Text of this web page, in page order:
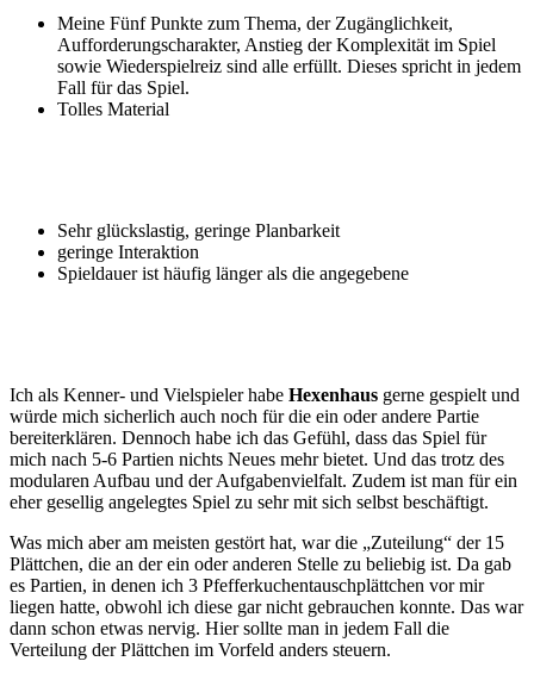
Meine Fünf Punkte zum Thema, der Zugänglichkeit,
Aufforderungscharakter, Anstieg der Komplexität im Spiel
sowie Wiederspielreiz sind alle erfüllt. Dieses spricht in jedem
Fall für das Spiel.
Tolles Material
Sehr glückslastig, geringe Planbarkeit
geringe Interaktion
Spieldauer ist häufig länger als die angegebene
Ich als Kenner- und Vielspieler habe Hexenhaus gerne gespielt und
würde mich sicherlich auch noch für die ein oder andere Partie
bereiterklären. Dennoch habe ich das Gefühl, dass das Spiel für
mich nach 5-6 Partien nichts Neues mehr bietet. Und das trotz des
modularen Aufbau und der Aufgabenvielfalt. Zudem ist man für ein
eher gesellig angelegtes Spiel zu sehr mit sich selbst beschäftigt.
Was mich aber am meisten gestört hat, war die „Zuteilung“ der 15
Plättchen, die an der ein oder anderen Stelle zu beliebig ist. Da gab
es Partien, in denen ich 3 Pfefferkuchentauschplättchen vor mir
liegen hatte, obwohl ich diese gar nicht gebrauchen konnte. Das war
dann schon etwas nervig. Hier sollte man in jedem Fall die
Verteilung der Plättchen im Vorfeld anders steuern.